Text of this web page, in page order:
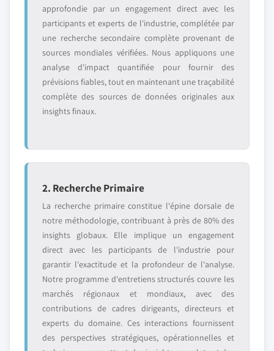
approfondie par un engagement direct avec les
participants et experts de l'industrie, complétée par
une recherche secondaire complète provenant de
sources mondiales vérifiées. Nous appliquons une
analyse d'impact quantifiée pour fournir des
prévisions fiables, tout en maintenant une traçabilité
complète des sources de données originales aux
insights finaux.
2. Recherche Primaire
La recherche primaire constitue l'épine dorsale de
notre méthodologie, contribuant à près de 80% des
insights globaux. Elle implique un engagement
direct avec les participants de l'industrie pour
garantir l'exactitude et la profondeur de l'analyse.
Notre programme d'entretiens structurés couvre les
marchés régionaux et mondiaux, avec des
contributions de cadres dirigeants, directeurs et
experts du domaine. Ces interactions fournissent
des perspectives stratégiques, opérationnelles et